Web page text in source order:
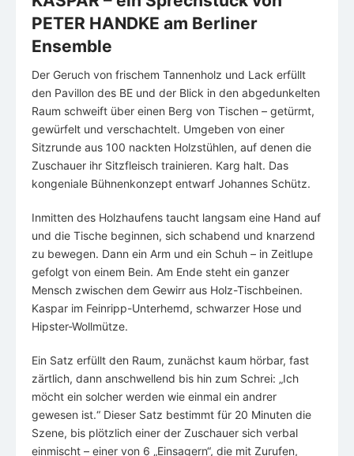
PETER HANDKE am Berliner
Ensemble
Der Geruch von frischem Tannenholz und Lack erfüllt
den Pavillon des BE und der Blick in den abgedunkelten
Raum schweift über einen Berg von Tischen – getürmt,
gewürfelt und verschachtelt. Umgeben von einer
Sitzrunde aus 100 nackten Holzstühlen, auf denen die
Zuschauer ihr Sitzfleisch trainieren. Karg halt. Das
kongeniale Bühnenkonzept entwarf Johannes Schütz.
Inmitten des Holzhaufens taucht langsam eine Hand auf
und die Tische beginnen, sich schabend und knarzend
zu bewegen. Dann ein Arm und ein Schuh – in Zeitlupe
gefolgt von einem Bein. Am Ende steht ein ganzer
Mensch zwischen dem Gewirr aus Holz-Tischbeinen.
Kaspar im Feinripp-Unterhemd, schwarzer Hose und
Hipster-Wollmütze.
Ein Satz erfüllt den Raum, zunächst kaum hörbar, fast
zärtlich, dann anschwellend bis hin zum Schrei: „Ich
möcht ein solcher werden wie einmal ein andrer
gewesen ist.“ Dieser Satz bestimmt für 20 Minuten die
Szene, bis plötzlich einer der Zuschauer sich verbal
einmischt – einer von 6 „Einsagern“, die mit Zurufen,